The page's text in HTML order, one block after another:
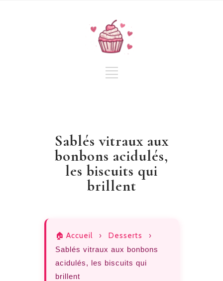
Sablés vitraux aux
bonbons acidulés,
les biscuits qui
brillent
🏠 Accueil › Desserts
›
Sablés vitraux aux bonbons
acidulés, les biscuits qui
brillent